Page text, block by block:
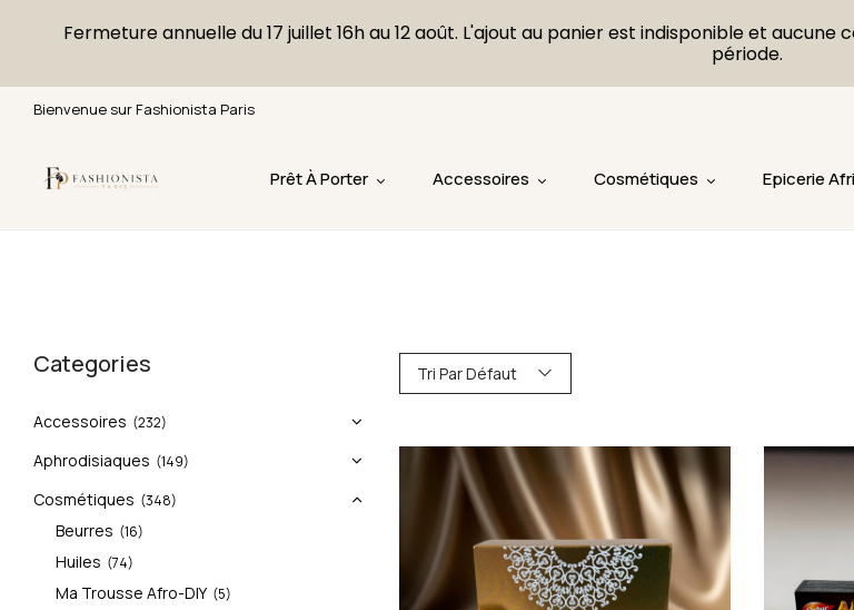
Bienvenue sur Fashionista Paris
Prêt À Porter Accessoires Cosmétiques Epicerie
Categories
Accessoires (232)
Aphrodisiaques (149)
Cosmétiques (348)
Beurres (16)
Huiles (74)
Ma Trousse Afro-DIY (5)
Tri Par Défaut
Fermeture annuelle du 17 juillet 16h au 12 août. L'ajout au panier est indisponible et
période.